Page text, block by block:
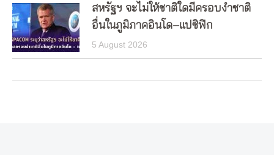
สหรัฐฯ จะไม่ให้ชาติใดมีครอบงำชาติ
อื่นในภูมิภาคอินโด–แปซิฟิก
5 August 2026